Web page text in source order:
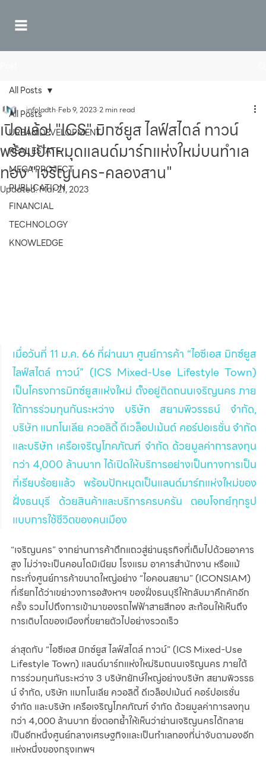
All Posts
URBAN DEVELOPMENT
REAL ESTATE
MEGA PROJECT
PUBLICATION
FINANCIAL
TECHNOLOGY
KNOWLEDGE
All Posts
เปิดแล้ว! "ICS" มิกซ์ยูส ไลฟ์สไตล์ ทาวน์
พร้อมปักหมุดแลนด์มาร์กแห่งใหม่บนทำเล
ทอง "เจริญนคร-คลองสาน"
infoladth Feb 9, 2023 2 min read
Updated:Mar 21, 2023
เมื่อวันที่ 11 ม.ค. 66 ที่ผ่านมา ศูนย์การค้า “ไอซีเอส มิกซ์ยูส
ไลฟ์สไตล์ ทาวน์” (ICS Mixed-Use Lifestyle Town)
เป็นโครงการมิกซ์ยูสแห่งใหม่ ตั้งอยู่ติดถนนเจริญนคร ภาย
ใต้การร่วมทุนกันระหว่าง บริษัท สยามพิวรรธน์ จำกัด,
บริษัท แมกโนเลีย ควอลิตี้ ดีเวล็อปเม้นต์ คอร์ปอเรชั่น จำกัด
และบริษัท เครือเจริญโภคภัณฑ์ จำกัด ด้วยมูลค่าการลงทุน
กว่า 4,000 ล้านบาท ได้เปิดให้บริการอย่างเป็นทางการเป็น
ที่เรียบร้อยแล้ว พร้อมปักหมุดเป็นแลนด์มาร์กแห่งใหม่ของ
ฝั่งธนบุรี ด้วยสินค้าและบริการครบครัน ตอบโจทย์ทุกรูป
แบบการใช้ชีวิตของคนเมือง
“เจริญนคร” จากย่านการค้าตึกแถวสู่ย่านธุรกิจที่เต็มไปด้วยอาคาร
สูง ไม่ว่าจะเป็นคอนโดมิเนียม โรงแรม อาคารสำนักงาน หรือแม้
กระทั่งศูนย์การค้าขนาดใหญ่อย่าง “ไอคอนสยาม” (ICONSIAM)
ที่เรียกได้ว่าเขย่าวงการอสังหาฯ ของฝั่งธนบุรีให้กลับมาคึกคักอีก
ครั้ง รวมไปถึงการเข้ามาของรถไฟฟ้าสายสีทอง สะท้อนให้เห็นถึง
การเติบโตของเมืองที่ขยายตัวไปอย่างรวดเร็ว
ล่าสุดกับ “ไอซีเอส มิกซ์ยูส ไลฟ์สไตล์ ทาวน์” (ICS Mixed-Use
Lifestyle Town) แลนด์มาร์กแห่งใหม่ริมถนนเจริญนคร ภายใต้
การร่วมทุนกันระหว่าง 3 บริษัทยักษ์ใหญ่อย่างบริษัท สยามพิวรรธ
น์ จำกัด, บริษัท แมกโนเลีย ควอลิตี้ ดีเวล็อปเม้นต์ คอร์ปอเรชั่น
จำกัด และบริษัท เครือเจริญโภคภัณฑ์ จำกัด ด้วยมูลค่าการลงทุน
กว่า 4,000 ล้านบาท ยิ่งตอกย้ำให้เห็นว่าย่านเจริญนครได้กลาย
เป็นอีกหนึ่งศูนย์กลางเศรษฐกิจและเป็นทำเลทองที่น่าจับตามองอีก
แห่งหนึ่งของกรุงเทพฯ